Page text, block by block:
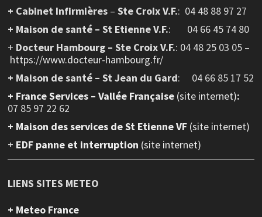
+ Cabinet Infirmières– Ste Croix V.F.: 04 48 88 97 27
+ Maison de santé – St Etienne V.F.: 04 66 45 74 80
+ Docteur Hambourg – Ste Croix V.F.: 04 48 25 03 05 –
https://www.docteur-hambourg.fr/
+ Maison de santé – St Jean du Gard: 04 66 85 17 52
+ France Services – Vallée Française (site internet):
07 85 97 22 62
+ Maison des services de St Etienne VF (site internet)
+ EDF panne et interruption (site internet)
LIENS SITES METEO
+ Meteo France